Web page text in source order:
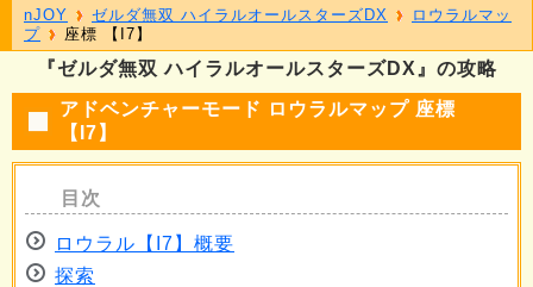
『ゼルダ無双 ハイラルオールスターズDX』の攻略
アドベンチャーモード ロウラルマップ 座標
【I7】
ロウラル【I7】概要
探索
nJOY ゼルダ無双 ハイラルオールスターズDX
ロウラルマッ
プ
座標 【I7】